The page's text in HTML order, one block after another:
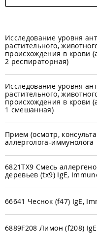
Исследование уровня
растительного,
происхождения в крови
2 респираторная)
Исследование уровня
растительного,
происхождения в крови
1 смешанная)
Прием (осмотр,
аллерголога-иммунолога
6821TX9 Смесь
деревьев (tx9) IgE,
66641 Чеснок (f47) IgE,
6889F208 Лимон (f208)